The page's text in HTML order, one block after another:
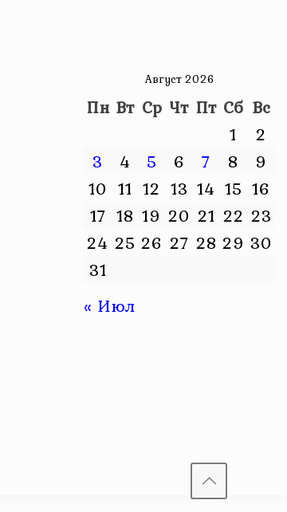
Август 2026
Пн Вт Ср Чт Пт Сб Вс
1
2
3
4 5 6 7 8
9
10 11 12 13 14 15 16
17 18 19 20 21 22 23
24 25 26 27 28 29 30
31
« Июл